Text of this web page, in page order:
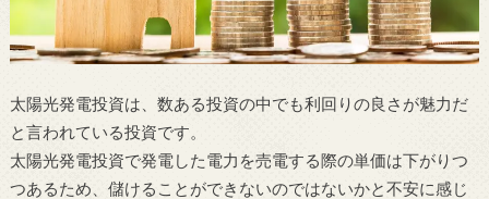
太陽光発電投資は、数ある投資の中でも利回りの良さが魅力だ
と言われている投資です。
太陽光発電投資で発電した電力を売電する際の単価は下がりつ
つあるため、儲けることができないのではないかと不安に感じ